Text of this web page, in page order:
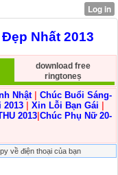
Nhất 2013
download free
ringtoneṣ
Nhật| Chúc Buổi Sáng-
2013 Xin Lỗi Bạn Gái
2013 Chúc Phụ Nữ 20-
về điện thoại của bạn